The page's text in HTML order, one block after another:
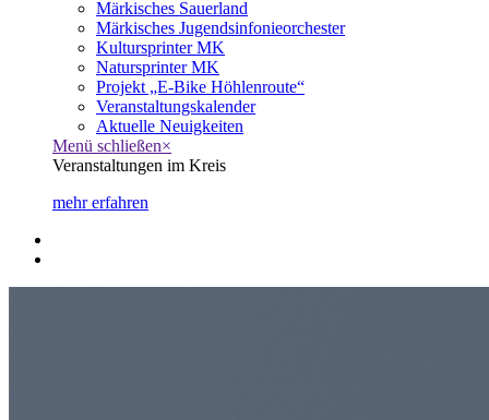
Märkisches Sauerland
Märkisches Jugendsinfonieorchester
Kultursprinter MK
Natursprinter MK
Projekt „E-Bike Höhlenroute“
Veranstaltungskalender
Aktuelle Neuigkeiten
Menü schließen×
Veranstaltungen im Kreis
mehr erfahren